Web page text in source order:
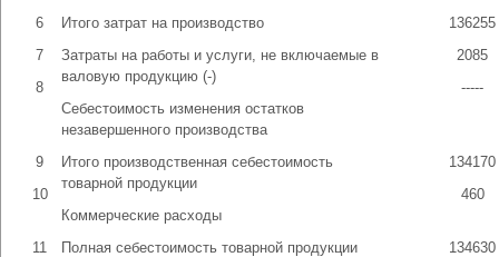
6
7
8
Итого затрат на производство
Затраты на работы и услуги, не включаемые в
валовую продукцию (-)
Себестоимость изменения остатков
незавершенного производства
136255
2085
-----
9
10
Итого производственная себестоимость
товарной продукции
Коммерческие расходы
134170
460
11
Полная себестоимость товарной продукции
134630